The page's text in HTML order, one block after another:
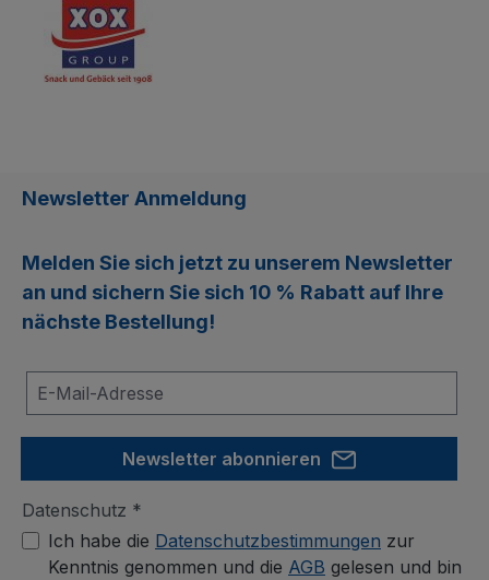
Newsletter Anmeldung
Melden Sie sich jetzt zu unserem Newsletter
an und sichern Sie sich 10 % Rabatt auf Ihre
nächste Bestellung!
Newsletter abonnieren
Datenschutz *
Ich habe die Datenschutzbestimmungen zur
Kenntnis genommen und die AGB gelesen und bin